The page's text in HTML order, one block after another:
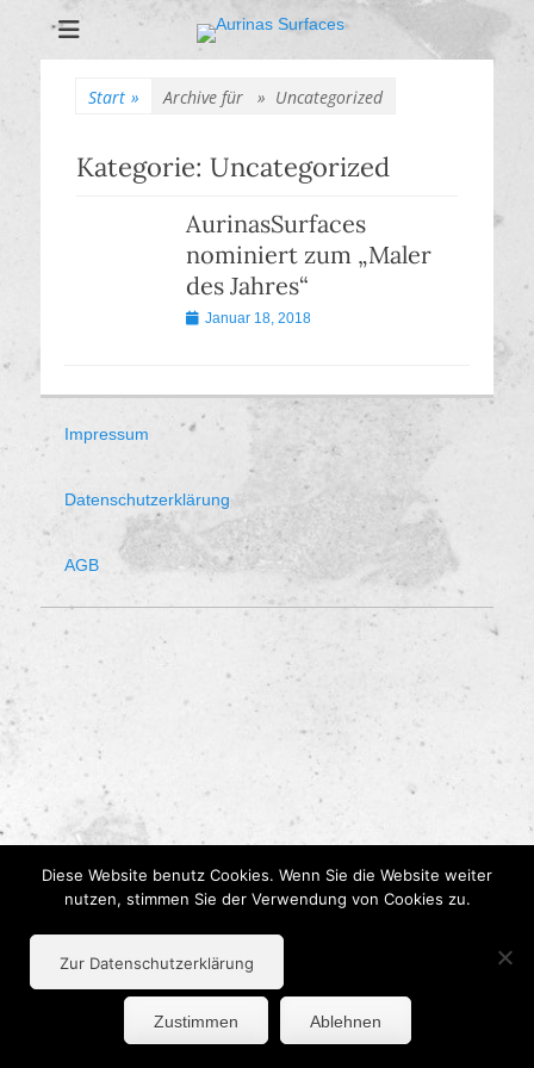
Aurinas Surfaces
Oberflächen Manufaktur
Start » Archive für » Uncategorized
Kategorie: Uncategorized
AurinasSurfaces
nominiert zum „Maler
des Jahres“
Veröffentlicht
Januar 18, 2018
Impressum
Datenschutzerklärung
AGB
Diese Website benutz Cookies. Wenn Sie die Website weiter
nutzen, stimmen Sie der Verwendung von Cookies zu.
Zur Datenschutzerklärung
Zustimmen Ablehnen